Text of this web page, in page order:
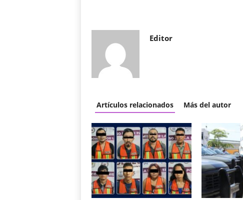
Editor
Artículos relacionados Más del autor